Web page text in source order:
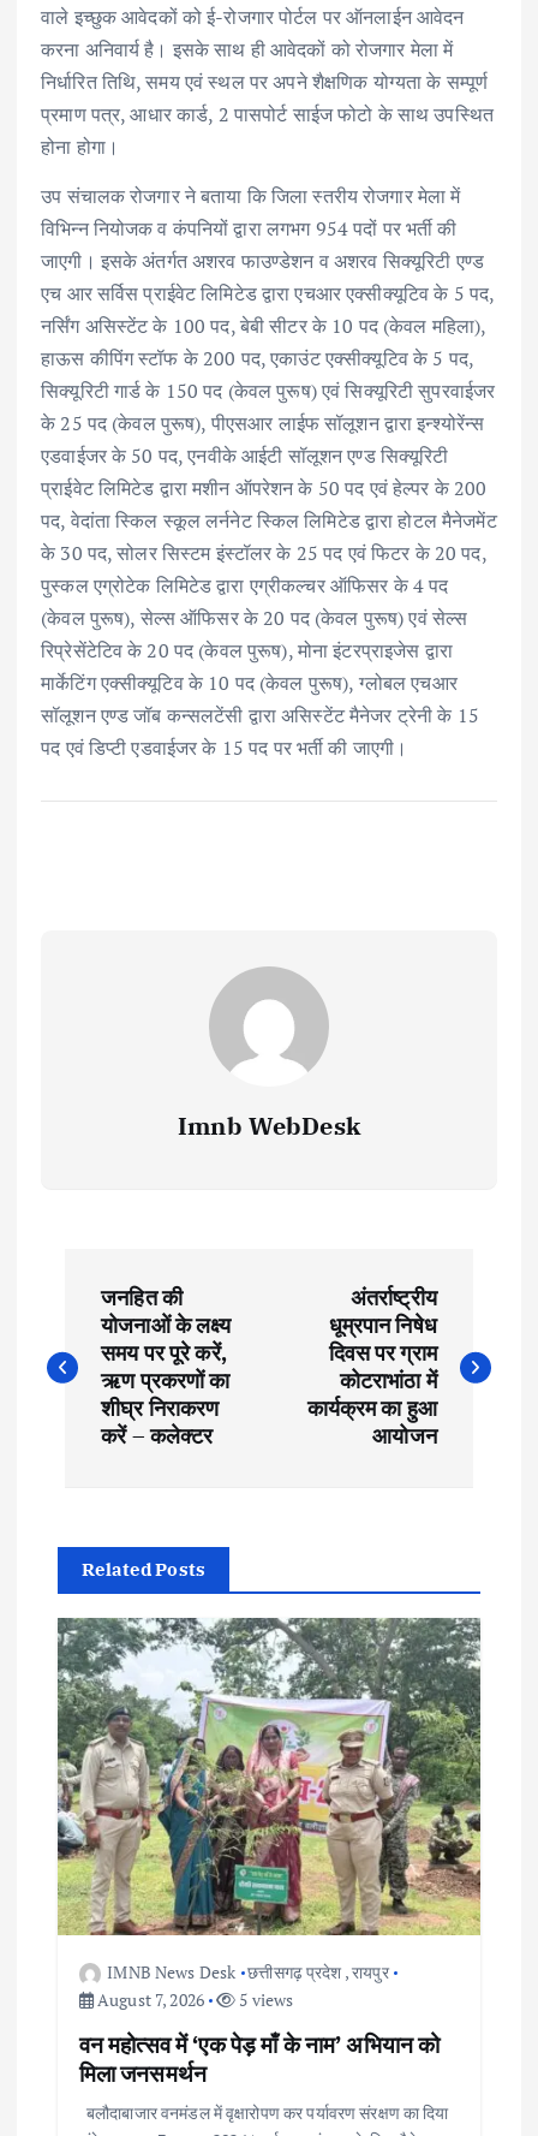
वाले इच्छुक आवेदकों को ई-रोजगार पोर्टल पर ऑनलाईन आवेदन
करना अनिवार्य है। इसके साथ ही आवेदकों को रोजगार मेला में
निर्धारित तिथि, समय एवं स्थल पर अपने शैक्षणिक योग्यता के सम्पूर्ण
प्रमाण पत्र, आधार कार्ड, 2 पासपोर्ट साईज फोटो के साथ उपस्थित
होना होगा।
उप संचालक रोजगार ने बताया कि जिला स्तरीय रोजगार मेला में
विभिन्न नियोजक व कंपनियों द्वारा लगभग 954 पदों पर भर्ती की
जाएगी। इसके अंतर्गत अशरव फाउण्डेशन व अशरव सिक्यूरिटी एण्ड
एच आर सर्विस प्राईवेट लिमिटेड द्वारा एचआर एक्सीक्यूटिव के 5 पद,
नर्सिंग असिस्टेंट के 100 पद, बेबी सीटर के 10 पद (केवल महिला),
हाऊस कीपिंग स्टॉफ के 200 पद, एकाउंट एक्सीक्यूटिव के 5 पद,
सिक्यूरिटी गार्ड के 150 पद (केवल पुरूष) एवं सिक्यूरिटी सुपरवाईजर
के 25 पद (केवल पुरूष), पीएसआर लाईफ सॉलूशन द्वारा इन्श्योरेंन्स
एडवाईजर के 50 पद, एनवीके आईटी सॉलूशन एण्ड सिक्यूरिटी
प्राईवेट लिमिटेड द्वारा मशीन ऑपरेशन के 50 पद एवं हेल्पर के 200
पद, वेदांता स्किल स्कूल लर्ननेट स्किल लिमिटेड द्वारा होटल मैनेजमेंट
के 30 पद, सोलर सिस्टम इंस्टॉलर के 25 पद एवं फिटर के 20 पद,
पुस्कल एग्रोटेक लिमिटेड द्वारा एग्रीकल्चर ऑफिसर के 4 पद
(केवल पुरूष), सेल्स ऑफिसर के 20 पद (केवल पुरूष) एवं सेल्स
रिप्रेसेंटेटिव के 20 पद (केवल पुरूष), मोना इंटरप्राइजेस द्वारा
मार्केटिंग एक्सीक्यूटिव के 10 पद (केवल पुरूष), ग्लोबल एचआर
सॉलूशन एण्ड जॉब कन्सलटेंसी द्वारा असिस्टेंट मैनेजर ट्रेनी के 15
पद एवं डिप्टी एडवाईजर के 15 पद पर भर्ती की जाएगी।
Imnb WebDesk
o
s
v
g
a
t
जनहित की
योजनाओं के लक्ष्य
समय पर पूरे करें,
ऋण प्रकरणों का
शीघ्र निराकरण
करें – कलेक्टर
अंतर्राष्ट्रीय
धूम्रपान निषेध
दिवस पर ग्राम
कोटराभांठा में
कार्यक्रम का हुआ
आयोजन
Related Posts
IMNB News Desk छत्तीसगढ़ प्रदेश ,रायपुर
August 7, 2026
5 views
वन महोत्सव में ‘एक पेड़ माँ के नाम’ अभियान को
मिला जनसमर्थन
बलौदाबाजार वनमंडल में वृक्षारोपण कर पर्यावरण संरक्षण का दिया